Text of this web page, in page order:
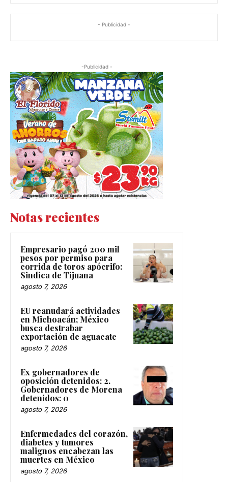
- Publicidad -
-Publicidad -
Notas recientes
Empresario pagó 200 mil
pesos por permiso para
corrida de toros apócrifo:
Sindica de Tijuana
agosto 7, 2026
EU reanudará actividades
en Michoacán; México
busca destrabar
exportación de aguacate
agosto 7, 2026
Ex gobernadores de
oposición detenidos: 2.
Gobernadores de Morena
detenidos: 0
agosto 7, 2026
Enfermedades del corazón,
diabetes y tumores
malignos encabezan las
muertes en México
agosto 7, 2026